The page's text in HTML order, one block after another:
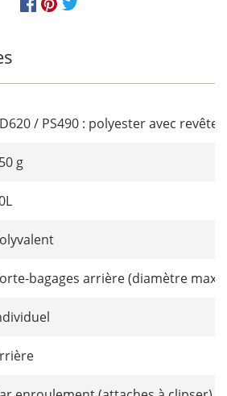
/ PS490 : polyester avec
g
bagages arrière (diamètre